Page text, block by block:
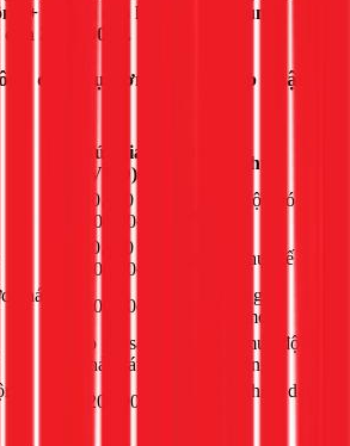
+ vật tư) cho hộ gia đình trung
đến 3.500.000đ.
dịch vụ bơm nước (Cập nhật
Mức giá
(VNĐ)
Ghi chú
300.000 –
400.000đ
Tùy độ khó
300.000 –
400.000đ
Tùy thực tế
(tháo
250.000đ
Chưa gồm
máy mới
Báo giá sau
khảo sát
Tùy mức độ
hư hỏng
Từ 200.000đ
Tùy chiều dài